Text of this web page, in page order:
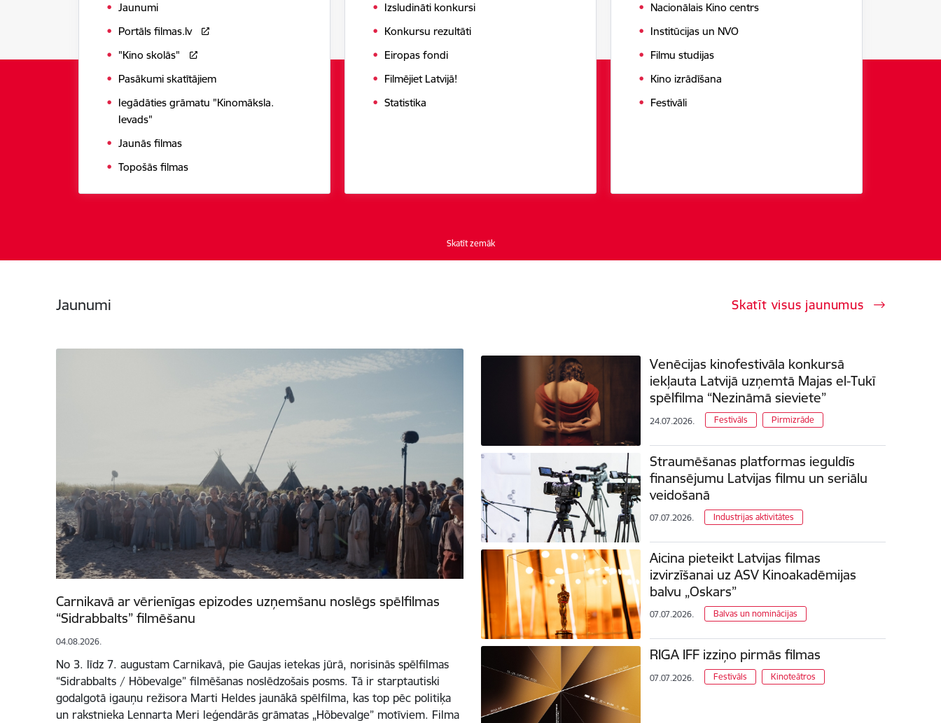
Jaunumi
Portāls filmas.lv
"Kino skolās"
Pasākumi skatītājiem
Iegādāties grāmatu "Kinomāksla.
Ievads"
Jaunās filmas
Topošās filmas
Izsludināti konkursi
Konkursu rezultāti
Eiropas fondi
Filmējiet Latvijā!
Statistika
Nacionālais Kino centrs
Institūcijas un NVO
Filmu studijas
Kino izrādīšana
Festivāli
Skatīt zemāk
Jaunumi Skatīt visus jaunumus
Carnikavā ar vērienīgas epizodes uzņemšanu noslēgs spēlfilmas
“Sidrabbalts” filmēšanu
04.08.2026.
No 3. līdz 7. augustam Carnikavā, pie Gaujas ietekas jūrā, norisinās spēlfilmas
“Sidrabbalts / Hõbevalge” filmēšanas noslēdzošais posms. Tā ir starptautiski
godalgotā igauņu režisora Marti Heldes jaunākā spēlfilma, kas top pēc politiķa
un rakstnieka Lennarta Meri leģendārās grāmatas „Hõbevalge” motīviem. Filma
Venēcijas kinofestivāla konkursā
iekļauta Latvijā uzņemtā Majas el-Tukī
spēlfilma “Nezināmā sieviete”
24.07.2026. Festivāls Pirmizrāde
Straumēšanas platformas ieguldīs
finansējumu Latvijas filmu un seriālu
veidošanā
07.07.2026. Industrijas aktivitātes
Aicina pieteikt Latvijas filmas
izvirzīšanai uz ASV Kinoakadēmijas
balvu „Oskars”
07.07.2026. Balvas un nominācijas
RIGA IFF izziņo pirmās filmas
07.07.2026. Festivāls Kinoteātros